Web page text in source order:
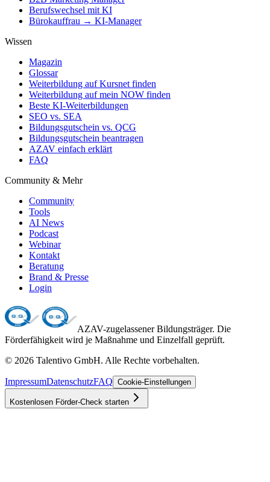
Berufswechsel mit KI
Bürokauffrau → KI-Manager
Wissen
Magazin
Glossar
Weiterbildung auf Kursnet finden
Weiterbildung auf mein NOW finden
Beste KI-Weiterbildungen
SEO vs. SEA
Bildungsgutschein vs. QCG
Bildungsgutschein beantragen
AZAV einfach erklärt
FAQ
Community & Mehr
Community
Tools
AI News
Podcast
Webinar
Kontakt
Beratung
Brand & Presse
Login
AZAV-zugelassener Bildungsträger. Die
Förderfähigkeit wird je Maßnahme und Einzelfall geprüft.
© 2026 Talentivo GmbH. Alle Rechte vorbehalten.
ImpressumDatenschutzFAQ Cookie-Einstellungen
Kostenlosen Förder-Check starten